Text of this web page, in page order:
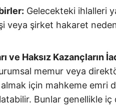
Gelecekteki ihlalleri
veya şirket hakaret
ve Haksız Kazançların
memur veya
almak için mahkeme emri
Bunlar genellikle